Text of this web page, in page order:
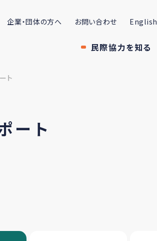
企業・団体の方へ お問い合わせ English
民際協力を知る
ト
ート